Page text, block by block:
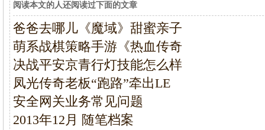
阅读本文的人还阅读过下面的文章
爸爸去哪儿《魔域》甜蜜亲子
萌系战棋策略手游《热血传奇
决战平安京青行灯技能怎么样
凤光传奇老板“跑路”牵出LE
安全网关业务常见问题
2013年12月 随笔档案